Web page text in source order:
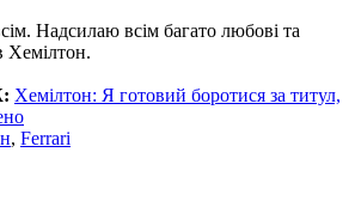
Надсилаю всім багато любові та
Хемілтон.
Хемілтон: Я готовий боротися за титул,
, Ferrari